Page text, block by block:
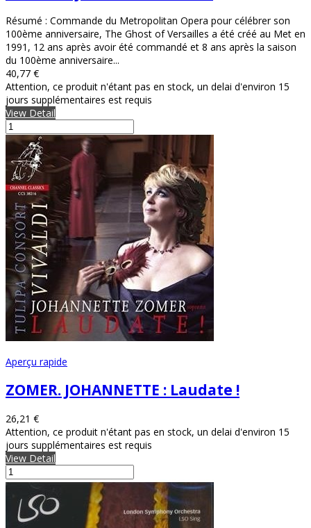
Résumé : Commande du Metropolitan Opera pour célébrer son
100ème anniversaire, The Ghost of Versailles a été créé au Met en
1991, 12 ans après avoir été commandé et 8 ans après la saison
du 100ème anniversaire...
40,77 €
Attention, ce produit n'étant pas en stock, un delai d'environ 15
jours supplémentaires est requis
View Detail
Aperçu rapide
ZOMER. JOHANNETTE : Laudate !
26,21 €
Attention, ce produit n'étant pas en stock, un delai d'environ 15
jours supplémentaires est requis
View Detail